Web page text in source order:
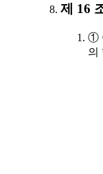
제 16
①
의